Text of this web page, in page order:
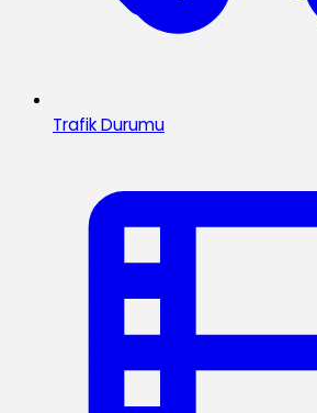
Trafik Durumu